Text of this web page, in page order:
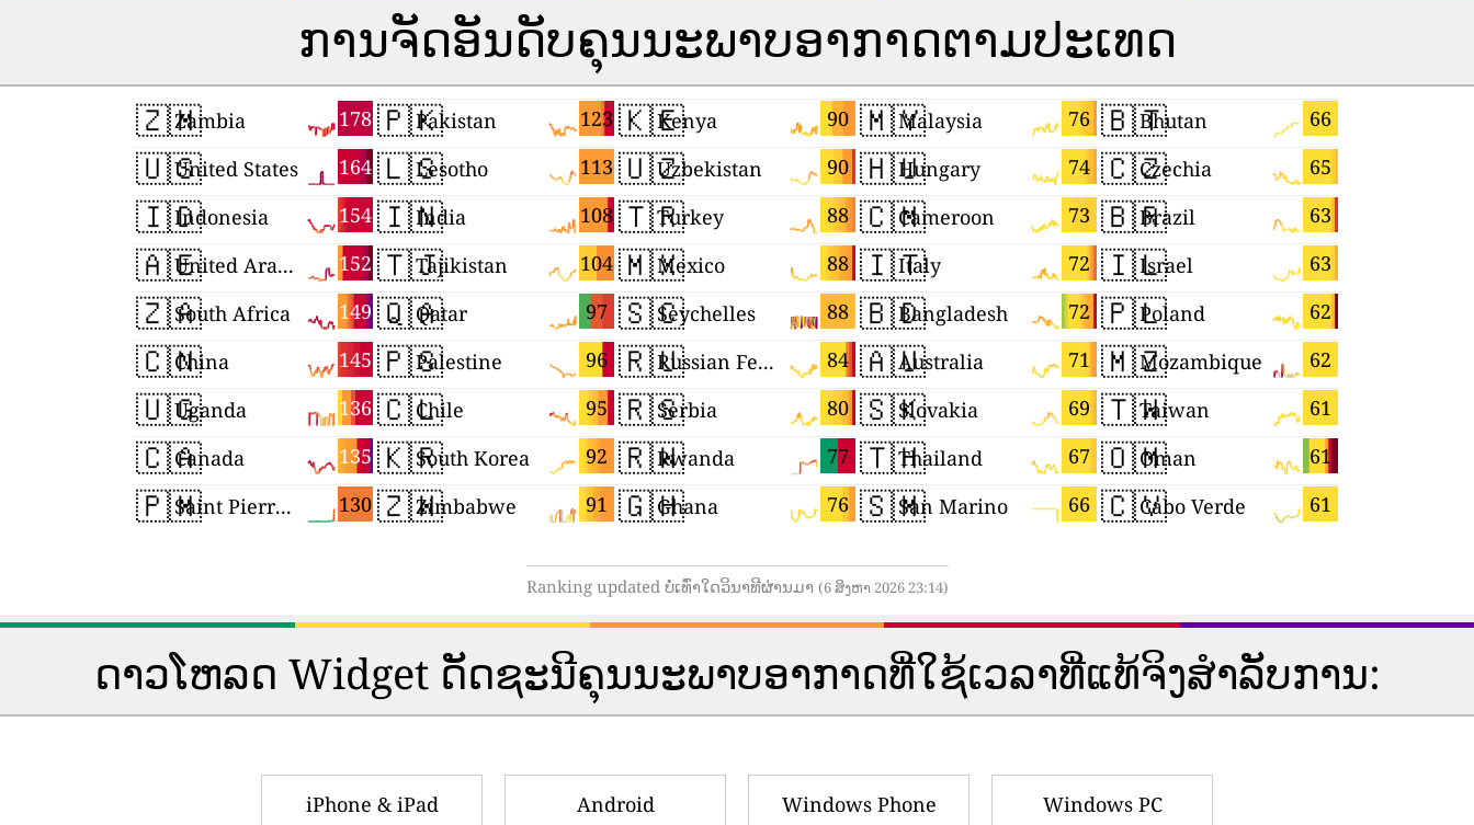
ການຈັດອັນດັບຄຸນນະພາບອາກາດຕາມປະເທດ
🇿🇲 178
Zambia
🇺🇸 164
United States
🇮🇩 154
Indonesia
🇦🇪 152
United Arab Emirates
🇿🇦 149
South Africa
🇨🇳 145
China
🇺🇬 136
Uganda
🇨🇦 135
Canada
🇵🇲 130
Saint Pierre and Miquelon
🇵🇰 123
Pakistan
🇱🇸 113
Lesotho
🇮🇳 108
India
🇹🇯 104
Tajikistan
🇶🇦 97
Qatar
🇵🇸 96
Palestine
🇨🇱 95
Chile
🇰🇷 92
South Korea
🇿🇼 91
Zimbabwe
🇰🇪 90
Kenya
🇺🇿 90
Uzbekistan
🇹🇷 88
Turkey
🇲🇽 88
Mexico
🇸🇨 88
Seychelles
🇷🇺 84
Russian Federation
🇷🇸 80
Serbia
🇷🇼 77
Rwanda
🇬🇭 76
Ghana
🇲🇾 76
Malaysia
🇭🇺 74
Hungary
🇨🇲 73
Cameroon
🇮🇹 72
Italy
🇧🇩 72
Bangladesh
🇦🇺 71
Australia
🇸🇰 69
Slovakia
🇹🇭 67
Thailand
🇸🇲 66
San Marino
🇧🇹 66
Bhutan
🇨🇿 65
Czechia
🇧🇷 63
Brazil
🇮🇱 63
Israel
🇵🇱 62
Poland
🇲🇿 62
Mozambique
🇹🇼 61
Taiwan
🇴🇲 61
Oman
🇨🇻 61
Cabo Verde
Ranking updated ບໍ່ເທົ່າໃດວິນາທີຜ່ານມາ (6 ສິງຫາ 2026 23:14)
ດາວ​ໂຫລດ Widget ດັດ​ຊະ​ນີ​ຄຸນ​ນະ​ພາບ​ອາ​ກາດ​ທີ່​ໃຊ້​ເວ​ລາ​ທີ່​ແທ້​ຈິງ​ສໍາ​ລັບ​ການ​:
iPhone & iPad Android Windows Phone Windows PC